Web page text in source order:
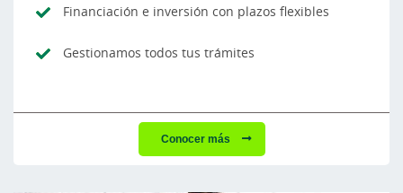
Financiación e inversión con plazos flexibles
Gestionamos todos tus trámites
Conocer más